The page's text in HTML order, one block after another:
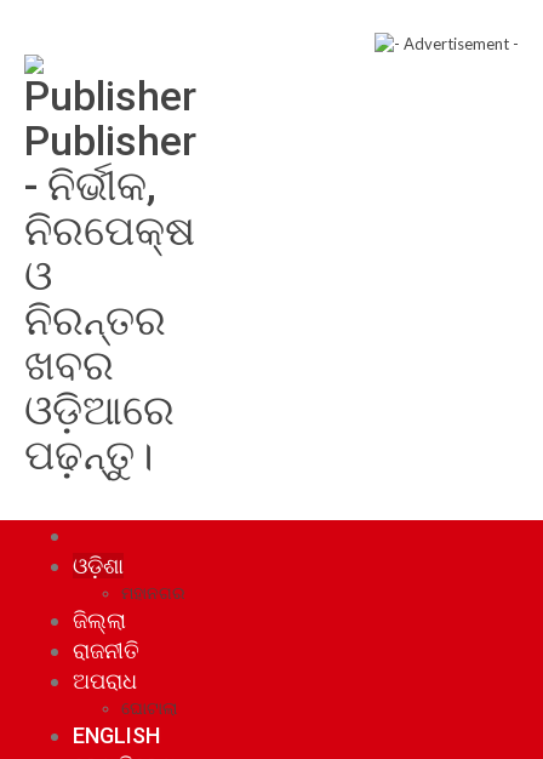
Publisher
- ନିର୍ଭୀକ,
ନିରପେକ୍ଷ
ଓ
ନିରନ୍ତର
ଖବର
ଓଡ଼ିଆରେ
ପଢ଼ନ୍ତୁ।
ଓଡ଼ିଶା
ମହାନଗର
ଜିଲ୍ଲା
ରାଜନୀତି
ଅପରାଧ
ଘୋଟାଲା
ENGLISH